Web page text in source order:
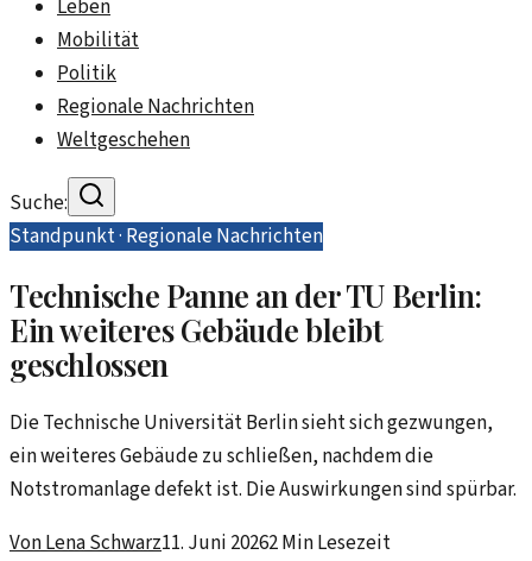
Leben
Mobilität
Politik
Regionale Nachrichten
Weltgeschehen
Suche:
Standpunkt · Regionale Nachrichten
Technische Panne an der TU Berlin:
Ein weiteres Gebäude bleibt
geschlossen
Die Technische Universität Berlin sieht sich gezwungen,
ein weiteres Gebäude zu schließen, nachdem die
Notstromanlage defekt ist. Die Auswirkungen sind spürbar.
VonLena Schwarz11. Juni 20262Min Lesezeit